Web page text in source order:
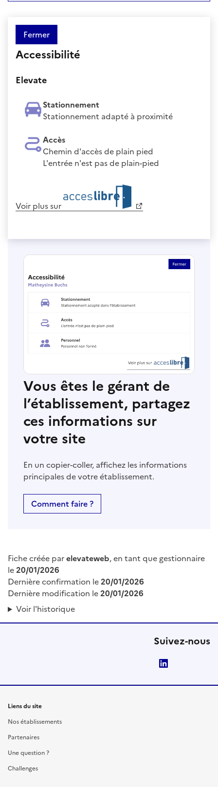
Fermer
Accessibilité
Elevate
Stationnement
Stationnement adapté à proximité
Accès
Chemin d'accès de plain pied
L'entrée n'est pas de plain-pied
Voir plus sur
Vous êtes le gérant de
l’établissement, partagez
ces informations sur
votre site
En un copier-coller, affichez les informations
principales de votre établissement.
Comment faire ?
Fiche créée parelevateweb, en tant que gestionnaire
le20/01/2026
Dernière confirmation le20/01/2026
Dernière modification le20/01/2026
Voir l'historique
Suivez-nous
Liens du site
Nos établissements
Partenaires
Une question ?
Challenges